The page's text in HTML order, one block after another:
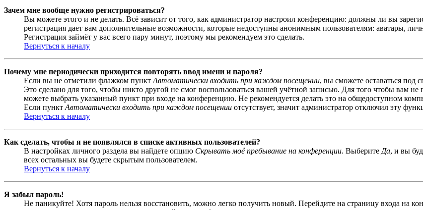
Зачем мне вообще нужно регистрироваться?
Вы можете этого и не делать. Всё зависит от того, как администратор настроил конференцию: должны ли вы
регистрация дает вам дополнительные возможности, которые недоступны анонимным пользователям: аватары,
Регистрация займёт у вас всего пару минут, поэтому мы рекомендуем это сделать.
Вернуться к началу
Почему мне периодически приходится повторять ввод имени и пароля?
Если вы не отметили флажком пункт Автоматически входить при каждом посещении, вы сможете оставаться под
Это сделано для того, чтобы никто другой не смог воспользоваться вашей учётной записью. Для того чтобы вам
можете выбрать указанный пункт при входе на конференцию. Не рекомендуется делать это на общедоступном
Если пункт Автоматически входить при каждом посещении отсутствует, значит администратор отключил эту
Вернуться к началу
Как сделать, чтобы я не появлялся в списке активных пользователей?
В настройках личного раздела вы найдете опцию Скрывать моё пребывание на конференции. Выберите Да, и вы
всех остальных вы будете скрытым пользователем.
Вернуться к началу
Я забыл пароль!
Не паникуйте! Хотя пароль нельзя восстановить, можно легко получить новый. Перейдите на страницу входа на